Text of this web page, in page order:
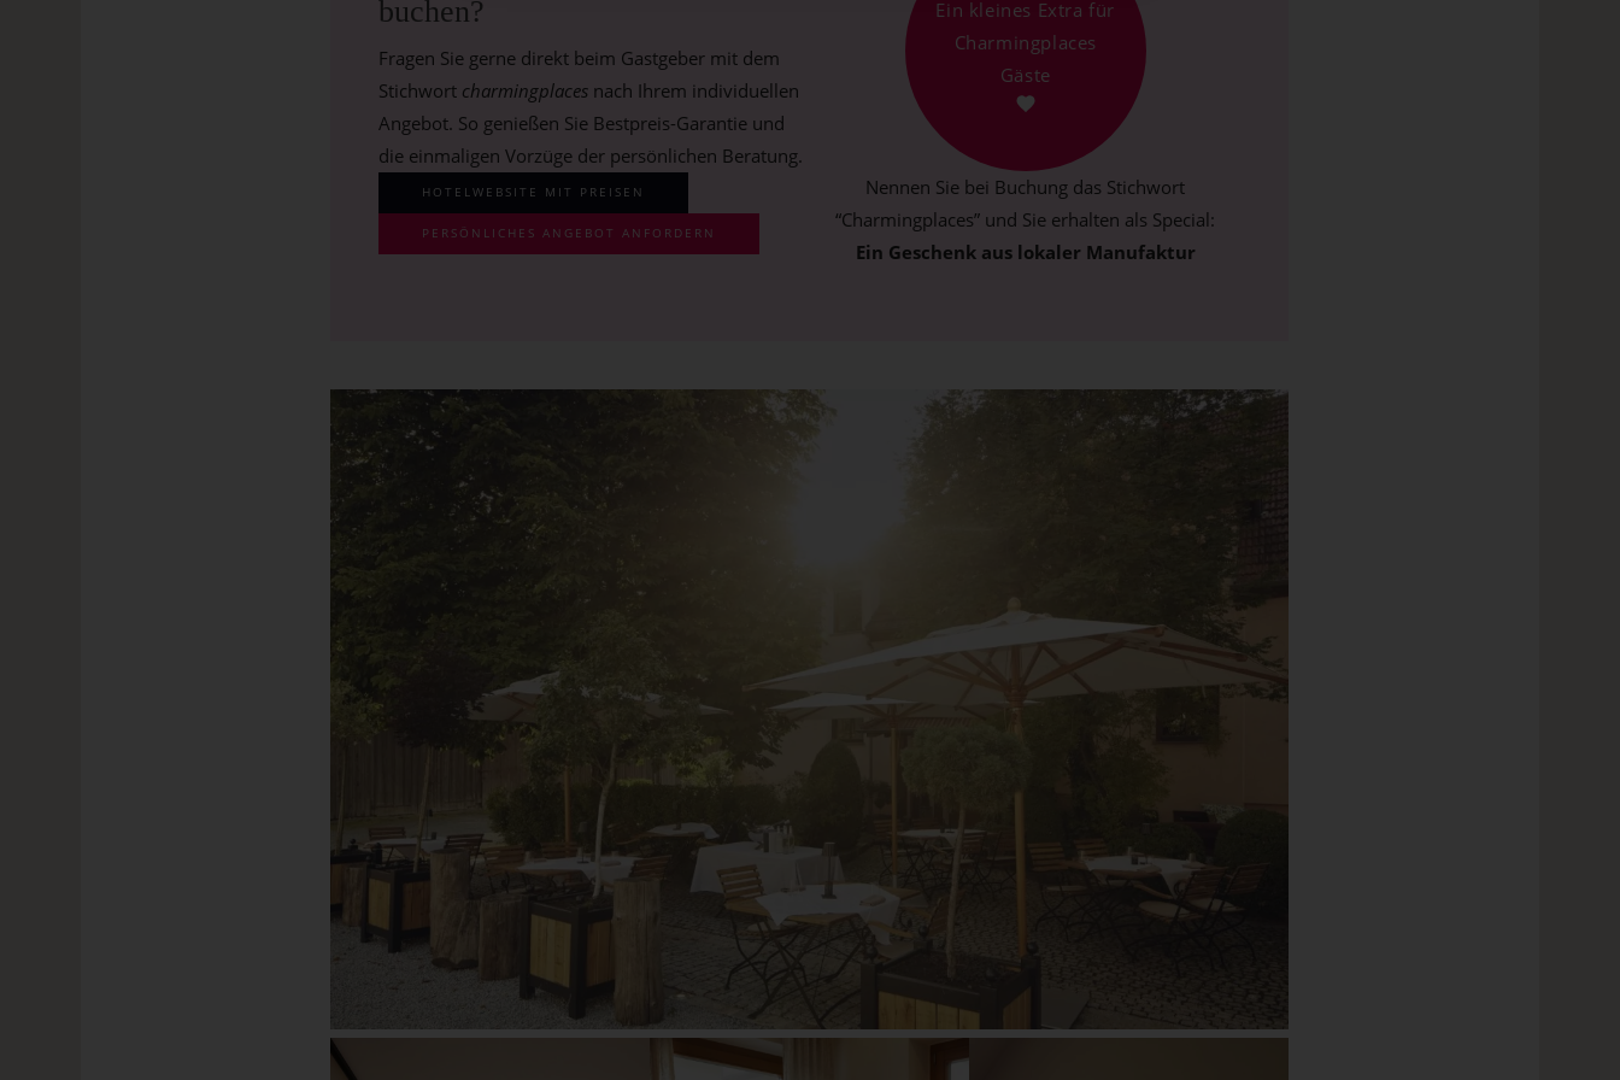
buchen?
Fragen Sie gerne direkt beim Gastgeber mit dem
Stichwort charmingplaces nach Ihrem individuellen
Angebot. So genießen Sie Bestpreis-Garantie und
die einmaligen Vorzüge der persönlichen Beratung.
HOTELWEBSITE MIT PREISEN
PERSÖNLICHES ANGEBOT ANFORDERN
Ein kleines Extra für
Charmingplaces
Gäste
Nennen Sie bei Buchung das Stichwort
“Charmingplaces” und Sie erhalten als Special:
Ein Geschenk aus lokaler Manufaktur